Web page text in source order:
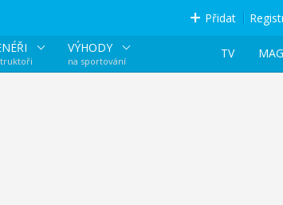
Přidat
VÝHODY
na sportování
TV